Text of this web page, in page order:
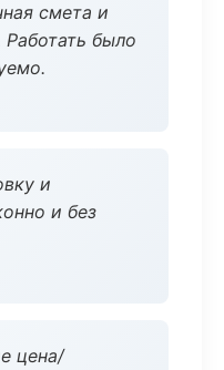
смета и
было
и
и без
цена/